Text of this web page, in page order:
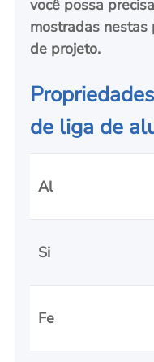
você possa
mostradas nestas
de projeto.
de liga de
Al
Si
Fe